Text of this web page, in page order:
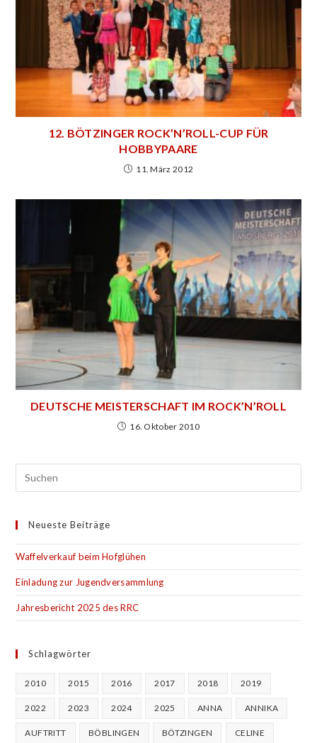
12. BÖTZINGER ROCK’N’ROLL-CUP FÜR
HOBBYPAARE
11. März 2012
DEUTSCHE MEISTERSCHAFT IM ROCK’N’ROLL
16. Oktober 2010
Neueste Beiträge
Waffelverkauf beim Hofglühen
Einladung zur Jugendversammlung
Jahresbericht 2025 des RRC
Schlagwörter
2010 2015 2016 2017 2018 2019
2022 2023 2024 2025 ANNA ANNIKA
AUFTRITT BÖBLINGEN BÖTZINGEN CELINE